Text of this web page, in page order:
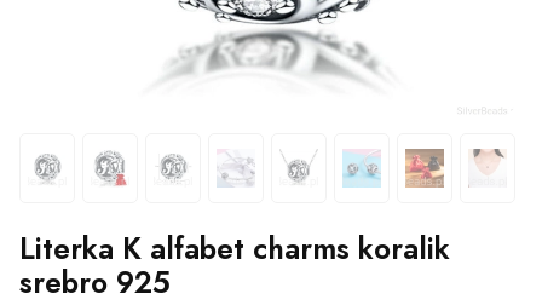
Literka K alfabet charms koralik
srebro 925